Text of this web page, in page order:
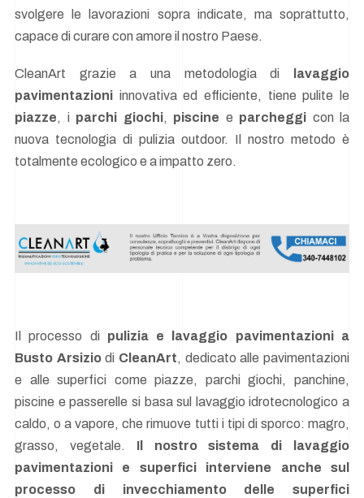
svolgere le lavorazioni sopra indicate, ma soprattutto,
capace di curare con amore il nostro Paese.
CleanArt grazie a una metodologia di
lavaggio
pavimentazioni innovativa ed efficiente, tiene pulite le
piazze, i parchi giochi, piscine e parcheggi con la
nuova tecnologia di pulizia outdoor. Il nostro metodo è
totalmente ecologico e a impatto zero.
Il processo di pulizia e lavaggio pavimentazioni a
Busto Arsiziodi CleanArt, dedicato alle pavimentazioni
e alle superfici come piazze, parchi giochi, panchine,
piscine e passerelle si basa sul lavaggio idrotecnologico a
caldo, o a vapore, che rimuove tutti i tipi di sporco: magro,
grasso, vegetale. Il nostro sistema di lavaggio
pavimentazioni e superfici interviene anche sul
processo di invecchiamento delle superfici